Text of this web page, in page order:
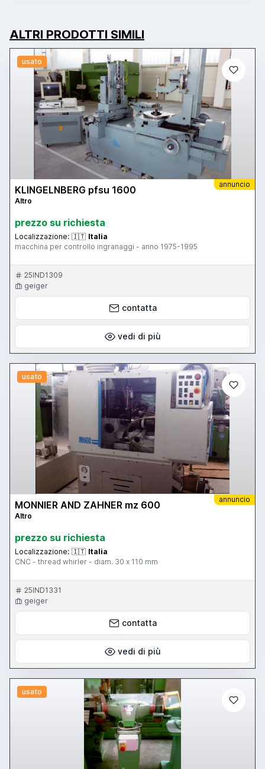
ALTRI PRODOTTI SIMILI
usato
annuncio
KLINGELNBERG pfsu 1600
Altro
prezzo su richiesta
Localizzazione: 🇮🇹 Italia
macchina per controllo ingranaggi - anno 1975-1995
25IND1309
geiger
contatta
vedi di più
usato
annuncio
MONNIER AND ZAHNER mz 600
Altro
prezzo su richiesta
Localizzazione: 🇮🇹 Italia
CNC - thread whirler - diam. 30 x 110 mm
25IND1331
geiger
contatta
vedi di più
usato